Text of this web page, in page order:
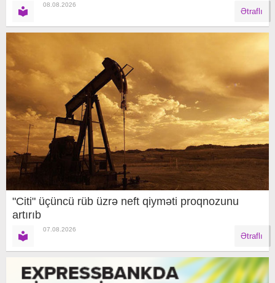
08.08.2026
Ətraflı
"Citi" üçüncü rüb üzrə neft qiyməti proqnozunu
artırıb
07.08.2026
Ətraflı